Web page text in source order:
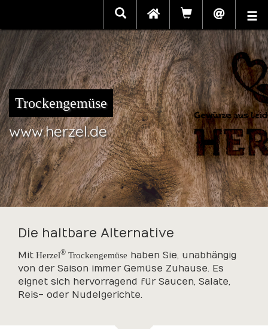
Trockengemüse
www.herzel.de
Die haltbare Alternative
Mit Herzel® Trockengemüse haben Sie, unabhängig
von der Saison immer Gemüse Zuhause. Es
eignet sich hervorragend für Saucen, Salate,
Reis- oder Nudelgerichte.